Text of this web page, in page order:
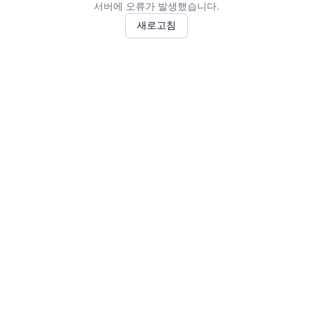
서버에 오류가 발생했습니다.
새로고침